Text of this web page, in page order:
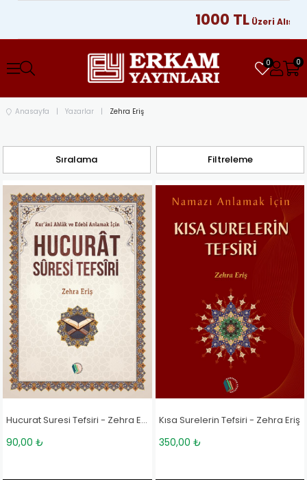
1000 TL Üzeri
0 0
Anasayfa Yazarlar Zehra Eriş
Filtreleme
Sıralama
Hucurat Suresi Tefsiri - Zehra Eriş
90,00 ₺
Kısa Surelerin Tefsiri - Zehra Eriş
350,00 ₺